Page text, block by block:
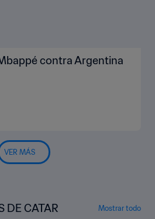
contra Argentina
VER MÁS
DE CATAR Mostrar todo